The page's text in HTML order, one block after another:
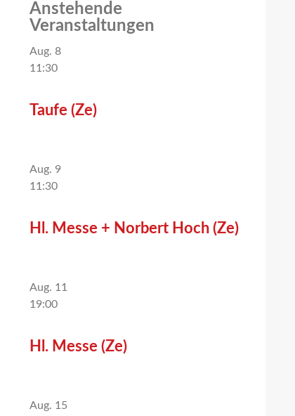
Anstehende
Veranstaltungen
Aug. 8
11:30
Taufe (Ze)
Aug. 9
11:30
Hl. Messe + Norbert Hoch (Ze)
Aug. 11
19:00
Hl. Messe (Ze)
Aug. 15